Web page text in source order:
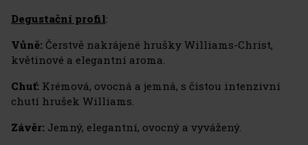
Degustační profil:
Vůně: Čerstvě nakrájené hrušky Williams-Christ,
květinové a elegantní aroma.
Chuť: Krémová, ovocná a jemná, s čistou intenzivní
chutí hrušek Williams.
Závěr: Jemný, elegantní, ovocný a vyvážený.